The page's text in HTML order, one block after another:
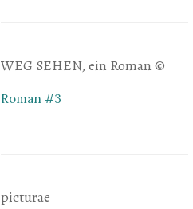
WEG SEHEN, ein Roman ©
Roman #3
picturae